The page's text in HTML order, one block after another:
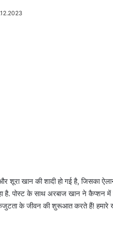
शूरा खान की शादी हो गई है, जिसका
है. पोस्ट के साथ अरबाज खान ने कैप्शन
के जीवन की शुरूआत करते हैं! हमारे